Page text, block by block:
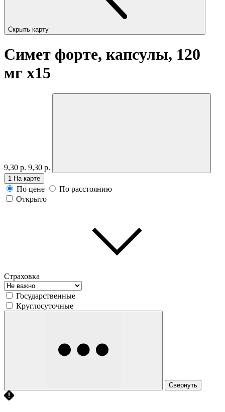
Скрыть карту
Симет форте, капсулы, 120
мг x15
9,30 р. 9,30 р.
1 На карте
По цене
По расстоянию
Открыто
Страховка
Государственные
Круглосуточные
Свернуть